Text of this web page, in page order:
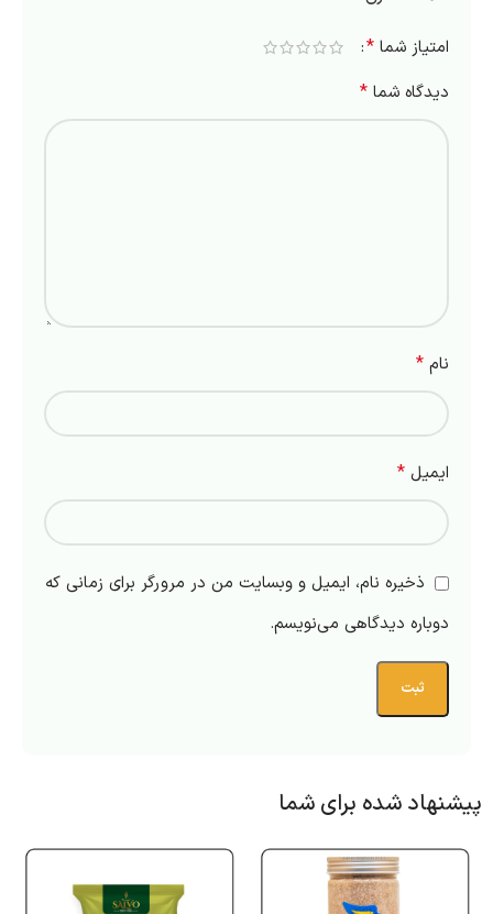
امتیاز شما *
دیدگاه شما *
نام *
ایمیل *
ذخیره نام، ایمیل و وبسایت من در مرورگر برای زمانی که
دوباره دیدگاهی می‌نویسم.
پیشنهاد شده برای شما